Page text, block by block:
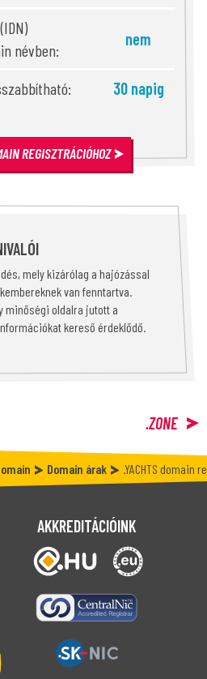
névben:
nem
30 napig
REGISZTRÁCIÓHOZ
mely kizárólag a hajózással
van fenntartva.
minőségi oldalra jutott a
kereső érdeklődő.
.ZONE
Domain árak .YACHTS domain
AKKREDITÁCIÓINK